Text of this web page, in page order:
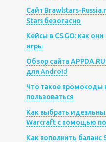
Сайт Brawlstars-
Stars безопасно
Кейсы в CS:GO: как
игры
Обзор сайта
для Android
Что такое промокоды
пользоваться
Как выбрать
Warcraft с помощью
Как пополнить баланс